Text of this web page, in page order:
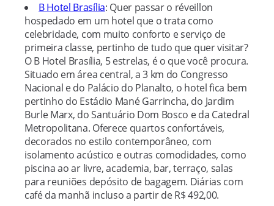
B Hotel Brasília: Quer passar o réveillon
hospedado em um hotel que o trata como
celebridade, com muito conforto e serviço de
primeira classe, pertinho de tudo que quer visitar?
O B Hotel Brasília, 5 estrelas, é o que você procura.
Situado em área central, a 3 km do Congresso
Nacional e do Palácio do Planalto, o hotel fica bem
pertinho do Estádio Mané Garrincha, do Jardim
Burle Marx, do Santuário Dom Bosco e da Catedral
Metropolitana. Oferece quartos confortáveis,
decorados no estilo contemporâneo, com
isolamento acústico e outras comodidades, como
piscina ao ar livre, academia, bar, terraço, salas
para reuniões depósito de bagagem. Diárias com
café da manhã incluso a partir de R$ 492,00.